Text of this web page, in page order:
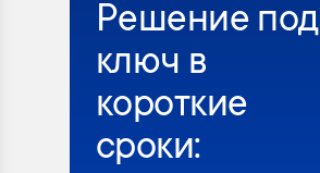
Решение под
ключ в
короткие
сроки: